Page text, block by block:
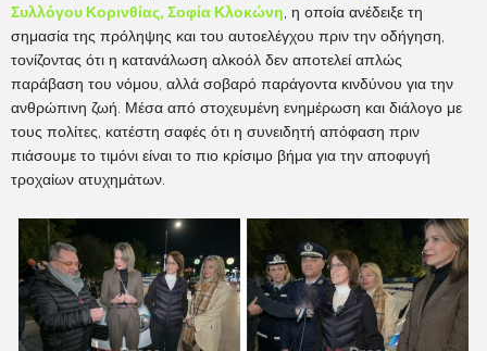
Συλλόγου Κορινθίας, Σοφία Κλοκώνη , η οποία ανέδειξε τη
σημασία της πρόληψης και του αυτοελέγχου πριν την οδήγηση,
τονίζοντας ότι η κατανάλωση αλκοόλ δεν αποτελεί απλώς
παράβαση του νόμου, αλλά σοβαρό παράγοντα κινδύνου για την
ανθρώπινη ζωή. Μέσα από στοχευμένη ενημέρωση και διάλογο με
τους πολίτες, κατέστη σαφές ότι η συνειδητή απόφαση πριν
πιάσουμε το τιμόνι είναι το πιο κρίσιμο βήμα για την αποφυγή
τροχαίων ατυχημάτων.